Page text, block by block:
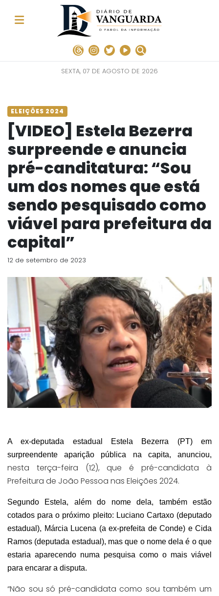
SEXTA, 07 DE AGOSTO DE 2026
ELEIÇÕES 2024
[VIDEO] Estela Bezerra
surpreende e anuncia
pré-canditatura: “Sou
um dos nomes que está
sendo pesquisado como
viável para prefeitura da
capital”
12 de setembro de 2023
A ex-deputada estadual Estela Bezerra (PT) em
surpreendente aparição pública na capita, anunciou,
nesta terça-feira (12), que é pré-candidata à
Prefeitura de João Pessoa nas Eleições 2024.
Segundo Estela, além do nome dela, também estão
cotados para o próximo pleito: Luciano Cartaxo (deputado
estadual), Márcia Lucena (a ex-prefeita de Conde) e Cida
Ramos (deputada estadual), mas que o nome dela é o que
estaria aparecendo numa pesquisa como o mais viável
para encarar a disputa.
“Não sou só pré-candidata como sou também um